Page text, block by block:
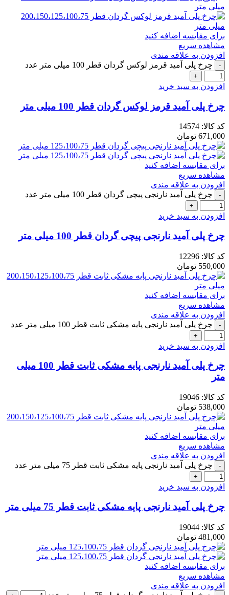
برای مقایسه اضافه کنید
مشاهده سریع
افزودن به علاقه مندی
چرخ پلی آمید قرمز لوکس گردان قطر 100 میلی متر عدد
افزودن به سبد خرید
چرخ پلی آمید قرمز لوکس گردان قطر 100 میلی متر
کد کالا: 14574
671,000 تومان
برای مقایسه اضافه کنید
مشاهده سریع
افزودن به علاقه مندی
چرخ پلی آمید نارنجی پیچی گردان قطر 100 میلی متر عدد
افزودن به سبد خرید
چرخ پلی آمید نارنجی پیچی گردان قطر 100 میلی متر
کد کالا: 12296
550,000 تومان
برای مقایسه اضافه کنید
مشاهده سریع
افزودن به علاقه مندی
چرخ پلی آمید نارنجی پایه مشکی ثابت قطر 100 میلی متر عدد
افزودن به سبد خرید
چرخ پلی آمید نارنجی پایه مشکی ثابت قطر 100 میلی
متر
کد کالا: 19046
538,000 تومان
برای مقایسه اضافه کنید
مشاهده سریع
افزودن به علاقه مندی
چرخ پلی آمید نارنجی پایه مشکی ثابت قطر 75 میلی متر عدد
افزودن به سبد خرید
چرخ پلی آمید نارنجی پایه مشکی ثابت قطر 75 میلی متر
کد کالا: 19044
481,000 تومان
برای مقایسه اضافه کنید
مشاهده سریع
افزودن به علاقه مندی